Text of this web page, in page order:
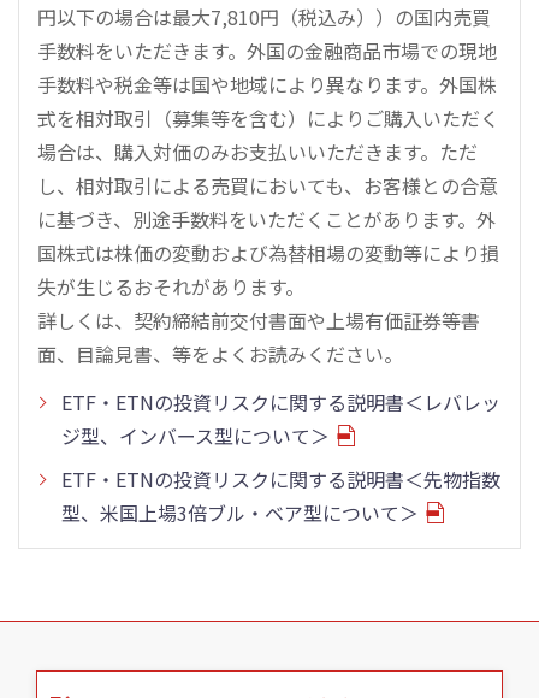
円以下の場合は最大7,810円（税込み））の国内売買
手数料をいただきます。外国の金融商品市場での現地
手数料や税金等は国や地域により異なります。外国株
式を相対取引（募集等を含む）によりご購入いただく
場合は、購入対価のみお支払いいただきます。ただ
し、相対取引による売買においても、お客様との合意
に基づき、別途手数料をいただくことがあります。外
国株式は株価の変動および為替相場の変動等により損
失が生じるおそれがあります。
詳しくは、契約締結前交付書面や上場有価証券等書
面、目論見書、等をよくお読みください。
ETF・ETNの投資リスクに関する説明書＜レバレッ
ジ型、インバース型について＞
ETF・ETNの投資リスクに関する説明書＜先物指数
型、米国上場3倍ブル・ベア型について＞
こ